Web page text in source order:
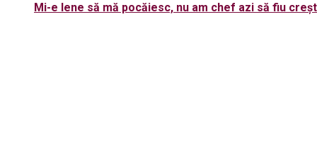
Mi-e lene să mă pocăiesc, nu am chef azi să fiu